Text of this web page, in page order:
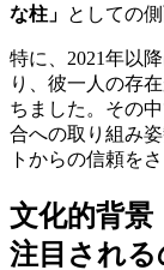
な柱」 としての
特に、2021年以
り、彼一人の存
ちました。その
合への取り組み
トからの信頼を
文化的背景
注目される